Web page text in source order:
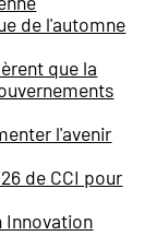
de l'automne
que la
l'avenir
de CCI pour
Innovation